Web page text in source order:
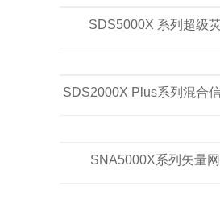
SDS5000X 系列超级
SDS2000X Plus系列混合
SNA5000X系列矢量